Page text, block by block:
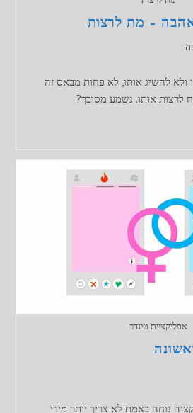
– מת לרצות
ולא להשיג אותו, לא פחות מבאס זה
לרצות אותו. נשמע מסובך?
אפליקציית טינדר
נוחה באמת לא צריך יותר מידי